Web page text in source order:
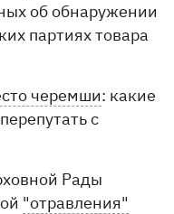
об обнаружении
партиях товара
черемши: какие
с
Рады
"отравления"